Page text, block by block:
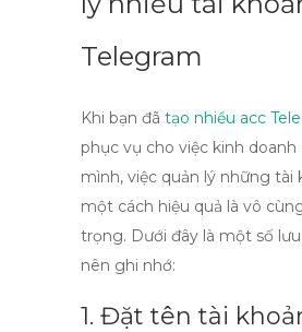
Telegram
Khi bạn đã tạo nhiều acc
phục vụ cho việc kinh doanh
mình, việc quản lý những tài
một cách hiệu quả là vô
trọng. Dưới đây là một số
nên ghi nhớ:
1. Đặt tên tài